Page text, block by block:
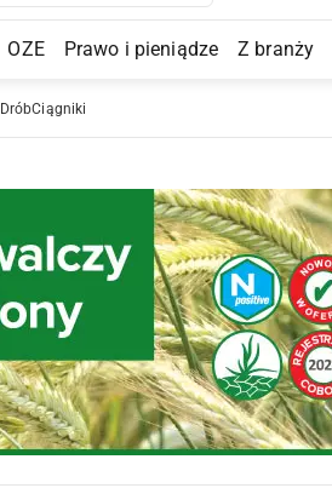
Main Navigation
OZE Prawo i pieniądze Z branży
DróbCiągniki